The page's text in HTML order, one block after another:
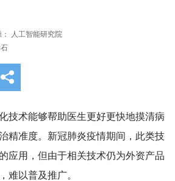
人工智能研究院
技术能够帮助医生更好更快地摸清病
精准度。新冠肺炎疫情期间，此类技
应用，但由于相关技术仍为外资产品
难以普及推广。